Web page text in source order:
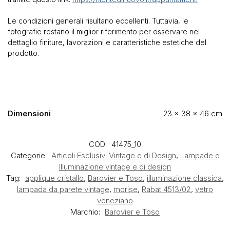
Le condizioni generali risultano eccellenti. Tuttavia, le
fotografie restano il miglior riferimento per osservare nel
dettaglio finiture, lavorazioni e caratteristiche estetiche del
prodotto.
Dimensioni 23 × 38 × 46 cm
COD: 41475_10
Categorie: Articoli Esclusivi Vintage e di Design, Lampade e
Illuminazione vintage e di design
Tag: applique cristallo, Barovier e Toso, illuminazione classica,
lampada da parete vintage, morise, Rabat 4513/02, vetro
veneziano
Marchio: Barovier e Toso